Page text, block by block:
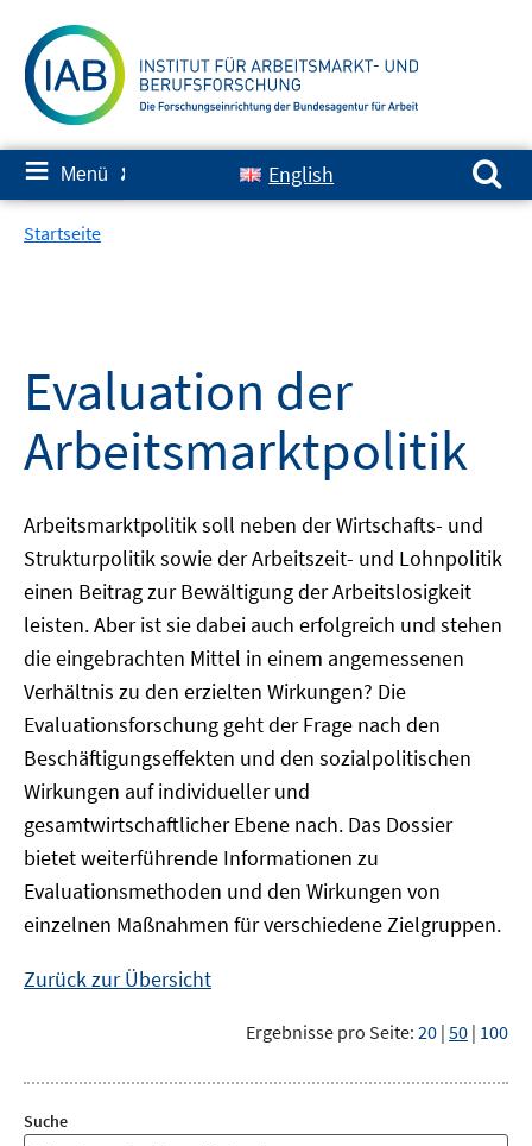
zum
Inhalt
≡ Menü ✘ English
Suchen nach:
Startseite
Evaluation der
Arbeitsmarktpolitik
Arbeitsmarktpolitik soll neben der Wirtschafts- und
Strukturpolitik sowie der Arbeitszeit- und Lohnpolitik
einen Beitrag zur Bewältigung der Arbeitslosigkeit
leisten. Aber ist sie dabei auch erfolgreich und stehen
die eingebrachten Mittel in einem angemessenen
Verhältnis zu den erzielten Wirkungen? Die
Evaluationsforschung geht der Frage nach den
Beschäftigungseffekten und den sozialpolitischen
Wirkungen auf individueller und
gesamtwirtschaftlicher Ebene nach. Das Dossier
bietet weiterführende Informationen zu
Evaluationsmethoden und den Wirkungen von
einzelnen Maßnahmen für verschiedene Zielgruppen.
Zurück zur Übersicht
Ergebnisse pro Seite: 20 | 50 | 100
Suche